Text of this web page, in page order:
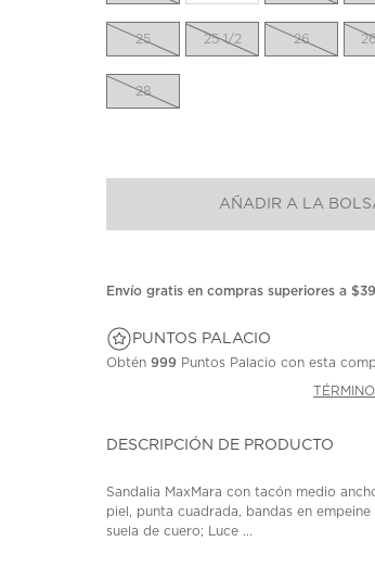
25 25 1/2 26
28
AÑADIR A LA
Envío gratis en compras superiores a
PUNTOS PALACIO
Obtén999 Puntos Palacio con esta
DESCRIPCIÓN DE PRODUCTO
Sandalia MaxMara con tacón medio
piel, punta cuadrada, bandas en
suela de cuero; Luce ...